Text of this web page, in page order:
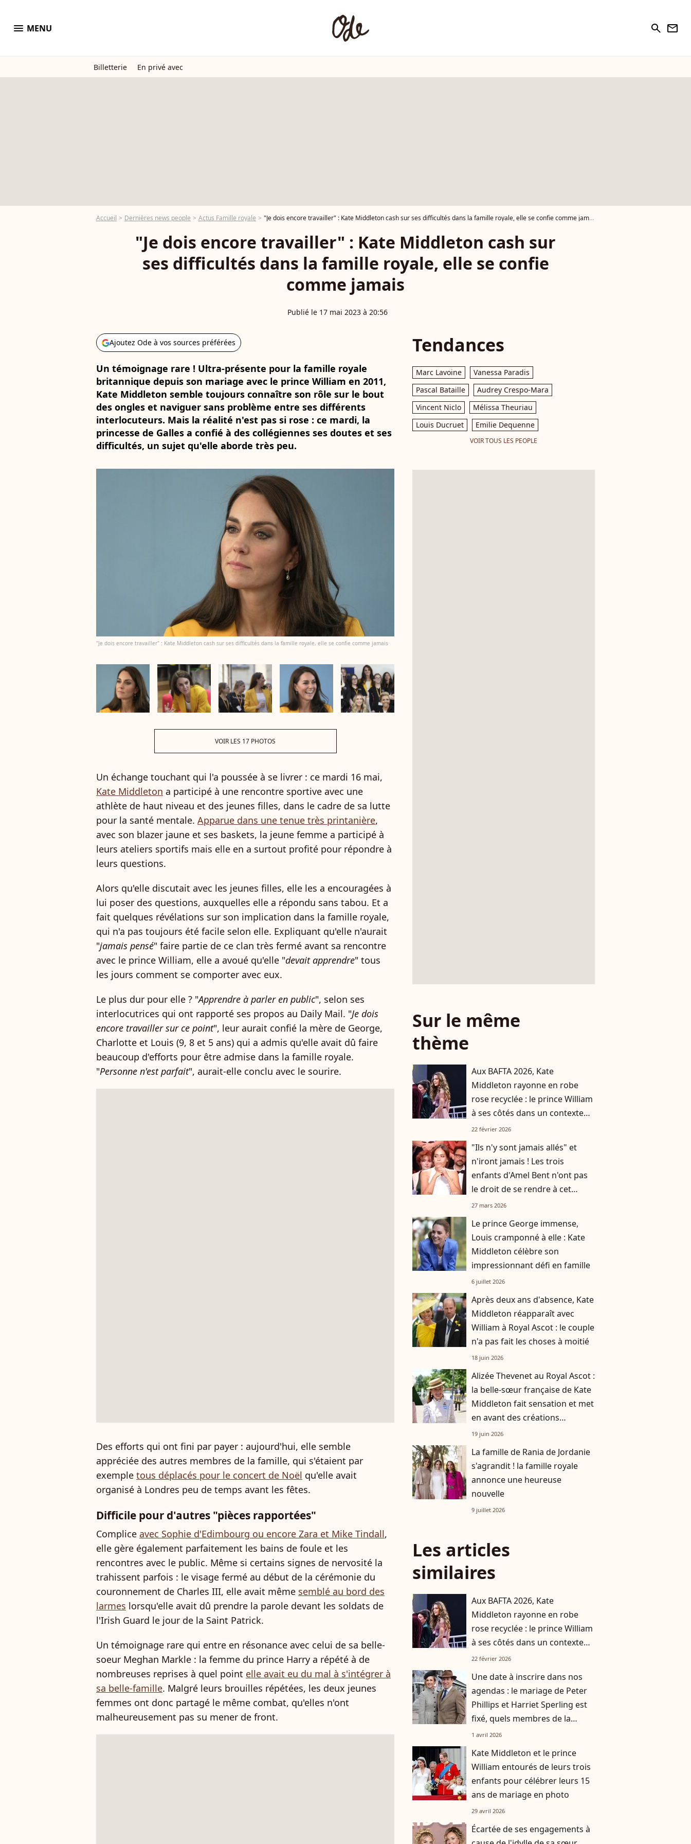
menu MENU search newsletter
Billetterie En privé avec
Accueil Dernières news people Actus Famille royale "Je dois encore travailler" : Kate Middleton cash sur ses difficultés dans la famille royale, elle se confie comme jamais
"Je dois encore travailler" : Kate Middleton cash sur
ses difficultés dans la famille royale, elle se confie
comme jamais
Publié le 17 mai 2023 à 20:56
Ajoutez Ode à vos sources préférées
Un témoignage rare ! Ultra-présente pour la famille royale
britannique depuis son mariage avec le prince William en 2011,
Kate Middleton semble toujours connaître son rôle sur le bout
des ongles et naviguer sans problème entre ses différents
interlocuteurs. Mais la réalité n'est pas si rose : ce mardi, la
princesse de Galles a confié à des collégiennes ses doutes et ses
difficultés, un sujet qu'elle aborde très peu.
"Je dois encore travailler" : Kate Middleton cash sur ses difficultés dans la famille royale, elle se confie comme jamais
VOIR LES 17 PHOTOS
Un échange touchant qui l'a poussée à se livrer : ce mardi 16 mai,
Kate Middleton a participé à une rencontre sportive avec une
athlète de haut niveau et des jeunes filles, dans le cadre de sa lutte
pour la santé mentale. Apparue dans une tenue très printanière,
avec son blazer jaune et ses baskets, la jeune femme a participé à
leurs ateliers sportifs mais elle en a surtout profité pour répondre à
leurs questions.
Alors qu'elle discutait avec les jeunes filles, elle les a encouragées à
lui poser des questions, auxquelles elle a répondu sans tabou. Et a
fait quelques révélations sur son implication dans la famille royale,
qui n'a pas toujours été facile selon elle. Expliquant qu'elle n'aurait
"jamais pensé" faire partie de ce clan très fermé avant sa rencontre
avec le prince William, elle a avoué qu'elle "devait apprendre" tous
les jours comment se comporter avec eux.
Le plus dur pour elle ? "Apprendre à parler en public", selon ses
interlocutrices qui ont rapporté ses propos au Daily Mail. "Je dois
encore travailler sur ce point", leur aurait confié la mère de George,
Charlotte et Louis (9, 8 et 5 ans) qui a admis qu'elle avait dû faire
beaucoup d'efforts pour être admise dans la famille royale.
"Personne n'est parfait", aurait-elle conclu avec le sourire.
Des efforts qui ont fini par payer : aujourd'hui, elle semble
appréciée des autres membres de la famille, qui s'étaient par
exemple tous déplacés pour le concert de Noël qu'elle avait
organisé à Londres peu de temps avant les fêtes.
Difficile pour d'autres "pièces rapportées"
Complice avec Sophie d'Edimbourg ou encore Zara et Mike Tindall,
elle gère également parfaitement les bains de foule et les
rencontres avec le public. Même si certains signes de nervosité la
trahissent parfois : le visage fermé au début de la cérémonie du
couronnement de Charles III, elle avait même semblé au bord des
larmes lorsqu'elle avait dû prendre la parole devant les soldats de
l'Irish Guard le jour de la Saint Patrick.
Un témoignage rare qui entre en résonance avec celui de sa belle-
soeur Meghan Markle : la femme du prince Harry a répété à de
nombreuses reprises à quel point elle avait eu du mal à s'intégrer à
sa belle-famille. Malgré leurs brouilles répétées, les deux jeunes
femmes ont donc partagé le même combat, qu'elles n'ont
malheureusement pas su mener de front.
Tendances
Marc Lavoine
Vanessa Paradis
Pascal Bataille
Audrey Crespo-Mara
Vincent Niclo
Mélissa Theuriau
Louis Ducruet
Emilie Dequenne
VOIR TOUS LES PEOPLE
Sur le même
thème
Aux BAFTA 2026, Kate
Middleton rayonne en robe
rose recyclée : le prince William
à ses côtés dans un contexte
délicat pour la famille royale
22 février 2026
"Ils n'y sont jamais allés" et
n'iront jamais ! Les trois
enfants d'Amel Bent n'ont pas
le droit de se rendre à cet
endroit pourtant prisé des
27 mars 2026
Le prince George immense,
Louis cramponné à elle : Kate
Middleton célèbre son
impressionnant défi en famille
6 juillet 2026
Après deux ans d'absence, Kate
Middleton réapparaît avec
William à Royal Ascot : le couple
n'a pas fait les choses à moitié
18 juin 2026
Alizée Thevenet au Royal Ascot :
la belle-sœur française de Kate
Middleton fait sensation et met
en avant des créations
françaises
19 juin 2026
La famille de Rania de Jordanie
s'agrandit ! la famille royale
annonce une heureuse
nouvelle
9 juillet 2026
Les articles
similaires
Aux BAFTA 2026, Kate
Middleton rayonne en robe
rose recyclée : le prince William
à ses côtés dans un contexte
délicat pour la famille royale
22 février 2026
Une date à inscrire dans nos
agendas : le mariage de Peter
Phillips et Harriet Sperling est
fixé, quels membres de la
famille royale britannique
1 avril 2026
Kate Middleton et le prince
William entourés de leurs trois
enfants pour célébrer leurs 15
ans de mariage en photo
29 avril 2026
Écartée de ses engagements à